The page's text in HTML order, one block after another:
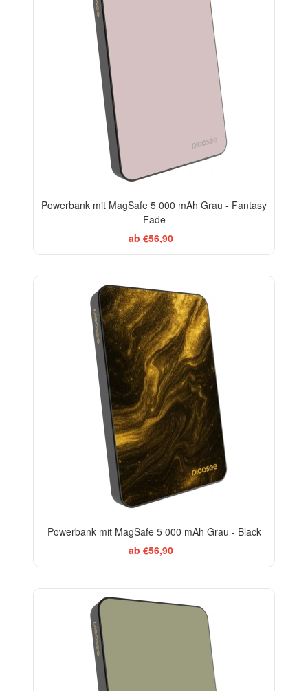
Powerbank mit MagSafe 5 000 mAh Grau - Fantasy
Fade
ab €56,90
Powerbank mit MagSafe 5 000 mAh Grau - Black
ab €56,90